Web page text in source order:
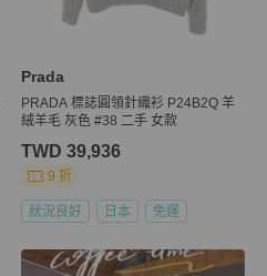
Prada
PRADA 標誌圓領針織衫 P24B2Q 羊
絨羊毛 灰色 #38 二手 女款
TWD 39,936
9 折
狀況良好 日本 免運